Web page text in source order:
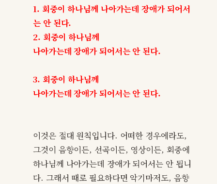
1. 회중이 하나님께 나아가는데 장애가 되어서
는 안 된다.
2. 회중이 하나님께
나아가는데 장애가 되어서는 안 된다.
3. 회중이 하나님께
나아가는데 장애가 되어서는 안 된다.
이것은 절대 원칙입니다. 어떠한 경우에라도,
그것이 음향이든, 선곡이든, 영상이든, 회중에
하나님께 나아가는데 장애가 되어서는 안 됩니
다. 그래서 때로 필요하다면 악기마저도, 음향